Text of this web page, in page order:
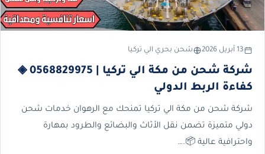
13 أبريل 2026 شحن بحري الي تركيا
شركة شحن من مكة الي تركيا | 0568829975 ◈
كفاءة الربط الدولي
شركة شحن من مكة الي تركيا تمنحك مع الرهوان خدمات شحن
دولي متميزة تضمن نقل الأثاث والبضائع والطرود بمهارة
واحترافية عالية 📦.…